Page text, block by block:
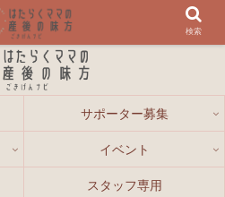
サポーター募集
イベント
スタッフ専用
検索